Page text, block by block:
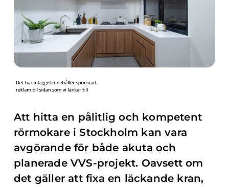
Att hitta en pålitlig och kompetent
rörmokare i Stockholm kan vara
avgörande för både akuta och
planerade VVS-projekt. Oavsett om
det gäller att fixa en läckande kran,